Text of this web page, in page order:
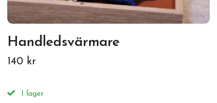
Handledsvärmare
140 kr
I lager